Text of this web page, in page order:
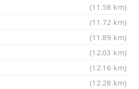
(11.58 km)
(11.72 km)
(11.89 km)
(12.03 km)
(12.16 km)
(12.28 km)